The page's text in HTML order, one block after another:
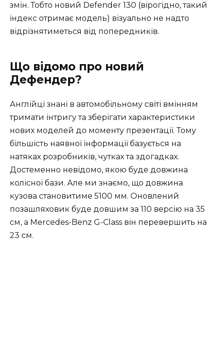
змін. Тобто новий Defender 130 (вірогідно, такий
індекс отримає модель) візуально не надто
відрізнятиметься від попередників.
Що відомо про новий
Дефендер?
Англійці знані в автомобільному світі вмінням
тримати інтригу та зберігати характеристики
нових моделей до моменту презентації. Тому
більшість наявної інформації базується на
натяках розробників, чутках та здогадках.
Достеменно невідомо, якою буде довжина
колісної бази. Але ми знаємо, що довжина
кузова становитиме 5100 мм. Оновлений
позашляховик буде довшим за 110 версію на 35
см, а Mercedes-Benz G-Class він перевершить на
23 см.